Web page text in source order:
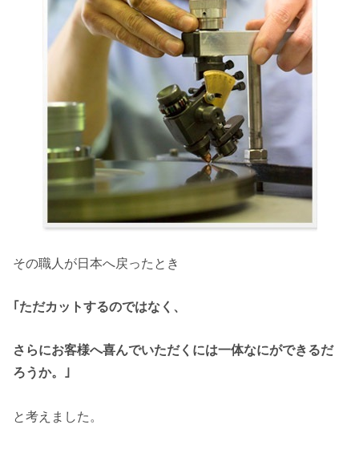
その職人が日本へ戻ったとき
｢ただカットするのではなく、
さらにお客様へ喜んでいただくには一体なにができるだ
ろうか。｣
と考えました。